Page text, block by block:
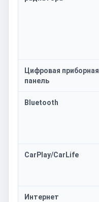
Цифровая приборная
панель
Bluetooth
CarPlay/CarLife
Интернет